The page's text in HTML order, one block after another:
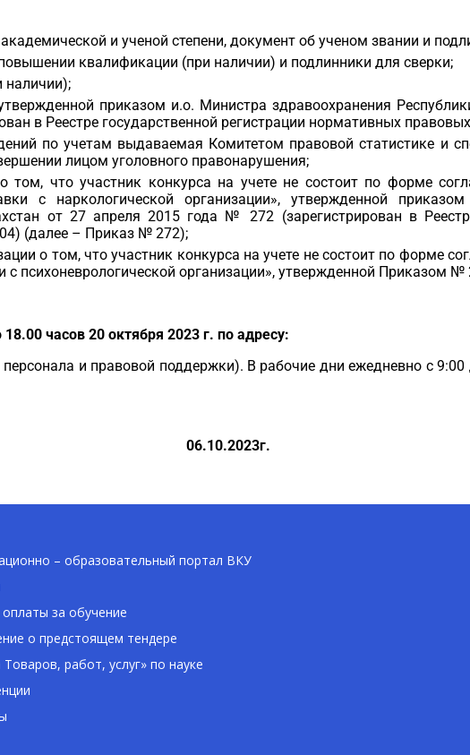
и ученой степени, документ об ученом звании и
квалификации (при наличии) и подлинники для сверки;
наличии);
приказом и.о. Министра здравоохранения
в Реестре государственной регистрации нормативных
по учетам выдаваемая Комитетом правовой статистике и
лицом уголовного правонарушения;
том, что участник конкурса на учете не состоит по форме
с наркологической организации», утвержденной
от 27 апреля 2015 года № 272 (зарегистрирован в
(далее – Приказ № 272);
о том, что участник конкурса на учете не состоит по форме
с психоневрологической организации», утвержденной Приказом №
18.00 часов 20 октября 2023 г. по адресу:
и правовой поддержки). В рабочие дни ежедневно с 9:00
г.
– образовательный портал ВКУ
за обучение
о предстоящем тендере
Товаров, работ, услуг» по науке